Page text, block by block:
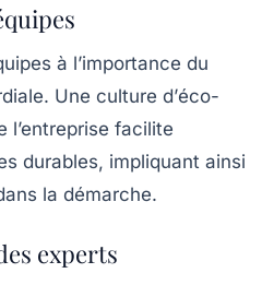
à l’importance du
Une culture d’éco-
l’entreprise facilite
durables, impliquant ainsi
la démarche.
experts